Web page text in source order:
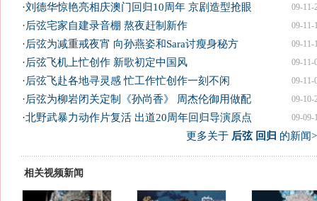
09-11-
·刘德华惊艳亮相庆澳门回归10周年 京剧造型抢眼
09-11-
·后弦宅家自建录音棚 熬夜赶制新作
09-11-
·后弦为减重戒夜宵 向孙燕姿和Sara讨瘦身秘方
09-11-
·后弦飞机上忙创作 新歌初定中国风
09-11-
·后弦飞赴各地寻灵感 忙工作忙创作一刻不闲
09-10-
·后弦为柳岩闭关定制《孙尚香》 周杰伦御用做配
09-09-
·北野武暴力动作片复活 出道20周年回归导演原点
更多关于 后弦 回归 的新闻
相关视频新闻